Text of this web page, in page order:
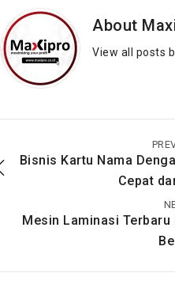
About
View all posts
Bisnis Kartu Nama
Cepat
Mesin Laminasi Terbaru